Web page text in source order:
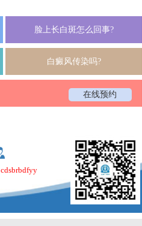
脸上长白斑怎么回事?
白癜风传染吗?
在线预约